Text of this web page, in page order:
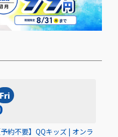
Fri
予約不要】QQキッズ | オンラ